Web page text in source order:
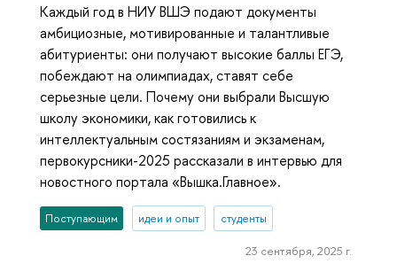
Каждый год в НИУ ВШЭ подают документы
амбициозные, мотивированные и талантливые
абитуриенты: они получают высокие баллы ЕГЭ,
побеждают на олимпиадах, ставят себе
серьезные цели. Почему они выбрали Высшую
школу экономики, как готовились к
интеллектуальным состязаниям и экзаменам,
первокурсники-2025 рассказали в интервью для
новостного портала «Вышка.Главное».
Поступающим идеи и опыт студенты
23 сентября, 2025 г.